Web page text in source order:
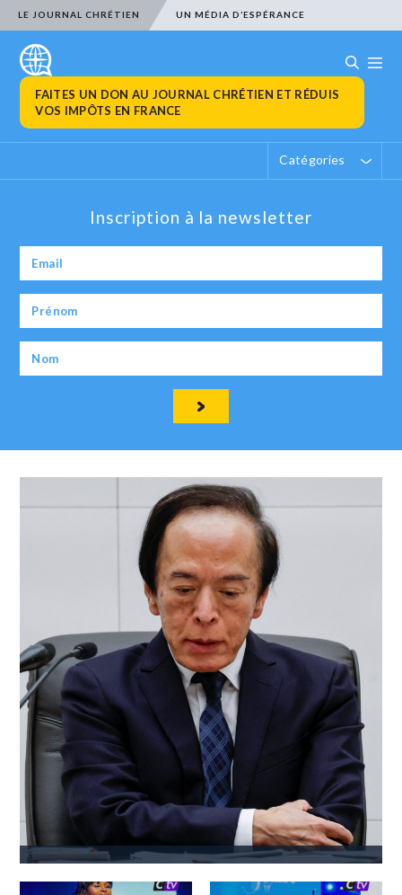
LE JOURNAL CHRÉTIEN UN MÉDIA D’ESPÉRANCE
FAITES UN DON AU JOURNAL CHRÉTIEN ET RÉDUIS
VOS IMPÔTS EN FRANCE
Catégories
Inscription à la newsletter